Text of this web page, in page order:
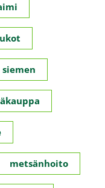
metsänhoito